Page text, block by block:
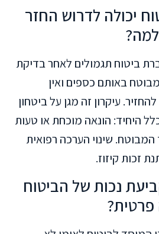
יכולה לדרוש החזר
ביטוח תגמולים לאחר בדיקת
באותם כספים ואין
עיקרון זה מגן על ביטחון
היחיד: הונאה מוכחת או טעות
שינוי הערכה רפואית
זכות קיזוז.
נכות של הביטוח